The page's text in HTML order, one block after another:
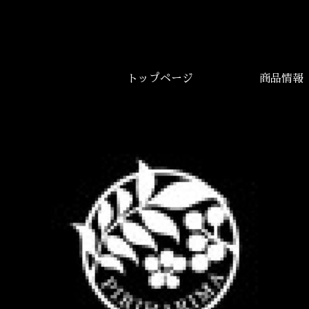
トップページ 商品情報